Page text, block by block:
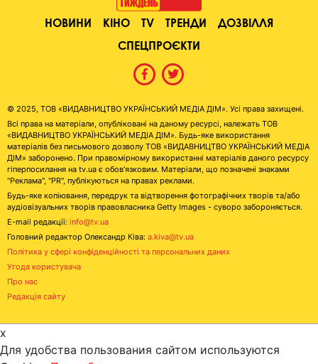
НОВИНИ КІНО TV ТРЕНДИ
ДОЗВІЛЛЯ
СПЕЦПРОЄКТИ
© 2025, ТОВ «ВИДАВНИЦТВО УКРАЇНСЬКИЙ МЕДІА ДІМ». Усі права захищені.
Всі права на матеріали, опубліковані на даному ресурсі, належать ТОВ
«ВИДАВНИЦТВО УКРАЇНСЬКИЙ МЕДІА ДІМ». Будь-яке використання
матеріалів без письмового дозволу ТОВ «ВИДАВНИЦТВО УКРАЇНСЬКИЙ МЕДІА
ДІМ» заборонено. При правомірному використанні матеріалів даного ресурсу
гіперпосилання на tv.ua є обов'язковим. Матеріали, що позначені знаками
"Реклама", "PR", публікуються на правах реклами.
Будь-яке копіювання, передрук та відтворення фотографічних творів та/або
аудіовізуальних творів правовласника Getty Images - суворо забороняється.
E-mail редакції: info@tv.ua
Головний редактор Олександр Ківа: a.kiva@tv.ua
Політика у сфері конфіденційності та персональних даних
Угода користувача
Про нас
Редакція сайту
x
Для удобства пользования сайтом используются